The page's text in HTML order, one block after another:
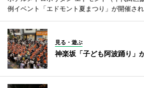
例イベント「エドモント夏まつり」が開催され
見る・遊ぶ
神楽坂「子ども阿波踊り」